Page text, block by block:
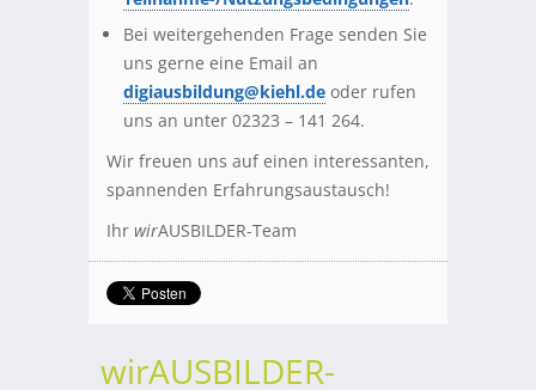
Bei weitergehenden Frage senden Sie
uns gerne eine Email an
digiausbildung@kiehl.de oder rufen
uns an unter 02323 – 141 264.
Wir freuen uns auf einen interessanten,
spannenden Erfahrungsaustausch!
Ihr wirAUSBILDER-Team
wirAUSBILDER-